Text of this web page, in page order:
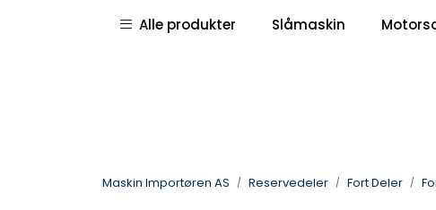
Pressemeldinger Deletegninger Om
Alle produkter Slåmaskin
Maskin Importøren AS Reservedeler Fort Deler